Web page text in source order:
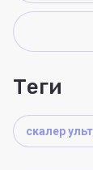
теги
скалер